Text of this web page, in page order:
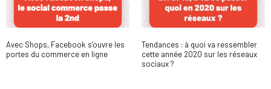
Avec Shops, Facebook s’ouvre les
portes du commerce en ligne
Tendances : à quoi va ressembler
cette année 2020 sur les réseaux
sociaux ?